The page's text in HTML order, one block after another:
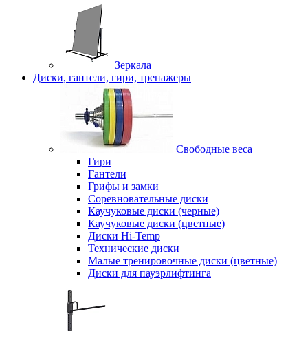
Зеркала
Диски, гантели, гири, тренажеры
Свободные веса
Гири
Гантели
Грифы и замки
Соревновательные диски
Каучуковые диски (черные)
Каучуковые диски (цветные)
Диски Hi-Temp
Технические диски
Малые тренировочные диски (цветные)
Диски для пауэрлифтинга